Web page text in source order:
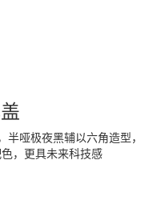
哑极夜黑辅以六角造型，
，更具未来科技感